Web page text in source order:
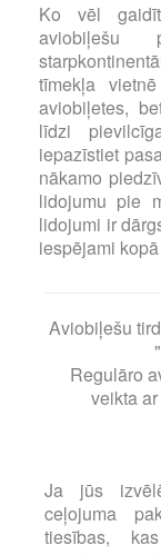
Ko vēl
aviobiļešu
tīmekļa
aviobiļetes,
līdzi
iepazīstiet
nākamo
lidojumu pie
lidojumi ir
iespējami
Aviobiļešu
Regulāro
veikta
Ja jūs
ceļojuma
tiesības,